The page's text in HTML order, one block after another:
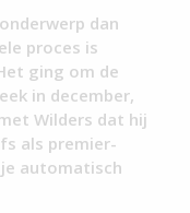
dan
proces is
ging om de
in december,
Wilders dat hij
als premier-
automatisch